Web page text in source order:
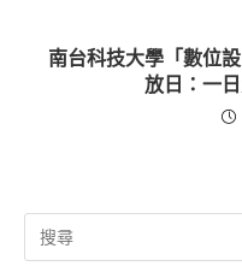
南台科技大學「數位
放日：一
Search
for: